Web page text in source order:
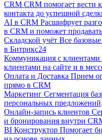
CRM CRM помогает вести
контакта до успешной
AI в CRM Расшифрует
в CRM и поможет
Складской учёт Все
в Битрикс24
Коммуникация с клиентами
клиентами на сайте и в
Оплата и Доставка Прием
прямо в CRM
Маркетинг Сегментация
персональных
Онлайн-запись клиентов
и бронирования внутри
BI Конструктор Помогает